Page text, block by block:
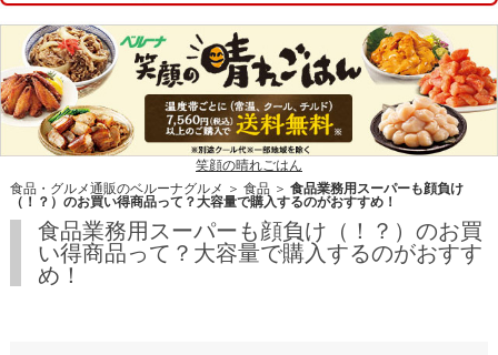
笑顔の晴れごはん
食品・グルメ通販のベルーナグルメ ＞ 食品 ＞ 食品業務用スーパーも顔負け
（！？）のお買い得商品って？大容量で購入するのがおすすめ！
食品業務用スーパーも顔負け（！？）のお買
い得商品って？大容量で購入するのがおすす
め！